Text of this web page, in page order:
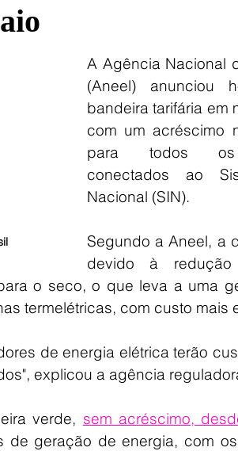
A Agência Nacional
(Aneel) anunciou
bandeira tarifária em
com um acréscimo
para todos os
conectados ao
Nacional (SIN).
Segundo a Aneel, a
devido à
o seco, o que leva a uma
termelétricas, com custo mais
de energia elétrica terão
explicou a agência
verde, sem acréscimo,
de geração de energia, com